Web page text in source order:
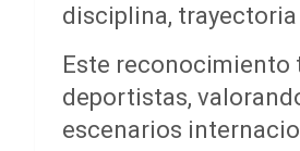
disciplina,
Este reconocimiento
deportistas,
escenarios